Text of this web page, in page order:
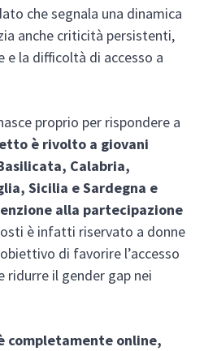
che segnala una dinamica
anche criticità persistenti,
e la difficoltà di accesso a
proprio per rispondere a
è rivolto a giovani
Calabria,
Sicilia e Sardegna e
alla partecipazione
è infatti riservato a donne
di favorire l’accesso
il gender gap nei
completamente online,